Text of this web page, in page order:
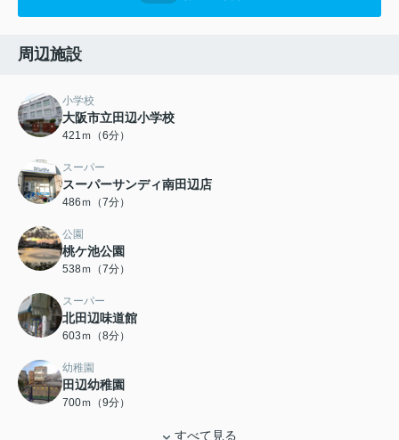
周辺施設
小学校
大阪市立田辺小学校
421ｍ（6分）
スーパー
スーパーサンディ南田辺店
486ｍ（7分）
公園
桃ケ池公園
538ｍ（7分）
スーパー
北田辺味道館
603ｍ（8分）
幼稚園
田辺幼稚園
700ｍ（9分）
すべて見る